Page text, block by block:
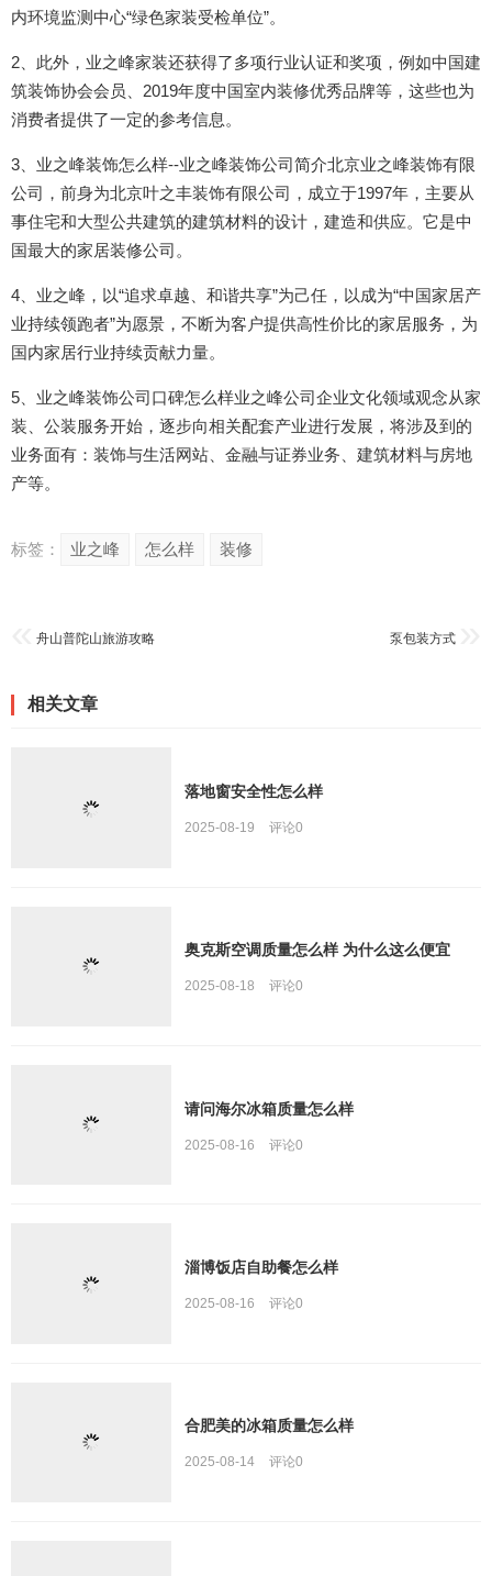
内环境监测中心“绿色家装受检单位”。
2、此外，业之峰家装还获得了多项行业认证和奖项，例如中国建
筑装饰协会会员、2019年度中国室内装修优秀品牌等，这些也为
消费者提供了一定的参考信息。
3、业之峰装饰怎么样--业之峰装饰公司简介北京业之峰装饰有限
公司，前身为北京叶之丰装饰有限公司，成立于1997年，主要从
事住宅和大型公共建筑的建筑材料的设计，建造和供应。它是中
国最大的家居装修公司。
4、业之峰，以“追求卓越、和谐共享”为己任，以成为“中国家居产
业持续领跑者”为愿景，不断为客户提供高性价比的家居服务，为
国内家居行业持续贡献力量。
5、业之峰装饰公司口碑怎么样业之峰公司企业文化领域观念从家
装、公装服务开始，逐步向相关配套产业进行发展，将涉及到的
业务面有：装饰与生活网站、金融与证券业务、建筑材料与房地
产等。
标签： 业之峰 怎么样 装修
舟山普陀山旅游攻略 泵包装方式
相关文章
落地窗安全性怎么样
2025-08-19 评论0
奥克斯空调质量怎么样 为什么这么便宜
2025-08-18 评论0
请问海尔冰箱质量怎么样
2025-08-16 评论0
淄博饭店自助餐怎么样
2025-08-16 评论0
合肥美的冰箱质量怎么样
2025-08-14 评论0